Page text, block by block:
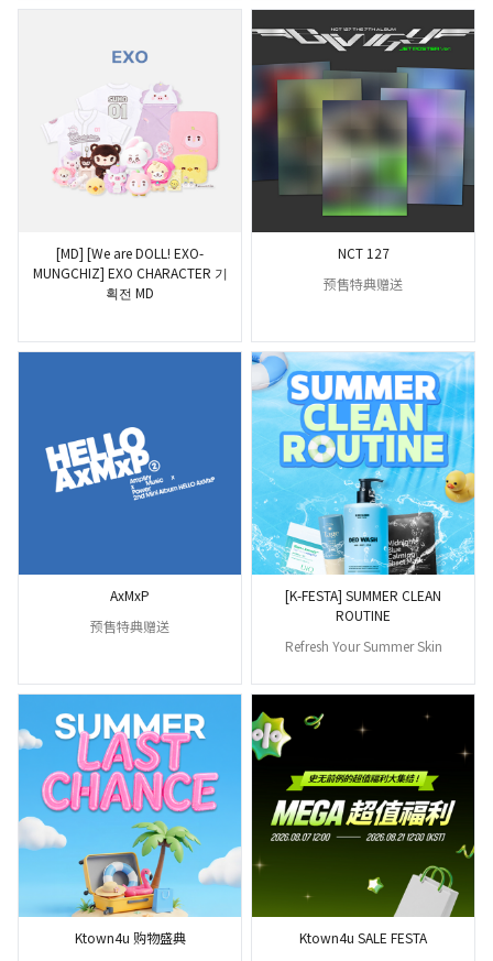
[MD] [We are DOLL! EXO-
MUNGCHIZ] EXO CHARACTER 기
획전 MD
NCT 127
预售特典赠送
AxMxP
预售特典赠送
[K-FESTA] SUMMER CLEAN
ROUTINE
Refresh Your Summer Skin
Ktown4u 购物盛典
Ktown4u SALE FESTA